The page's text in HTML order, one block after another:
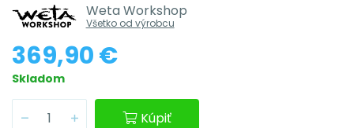
Weta Workshop
Všetko od výrobcu
369,90 €
Skladom
Kúpiť